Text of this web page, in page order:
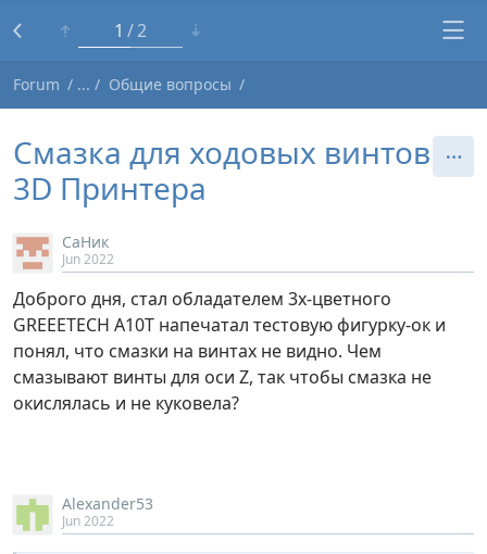
1 2
Forum Общие вопросы
Смазка для ходовых винтов
3D Принтера
СаНик
Jun 2022
Доброго дня, стал обладателем 3х-цветного
GREEETECH A10T напечатал тестовую фигурку-ок и
понял, что смазки на винтах не видно. Чем
смазывают винты для оси Z, так чтобы смазка не
окислялась и не куковела?
Alexander53
Jun 2022